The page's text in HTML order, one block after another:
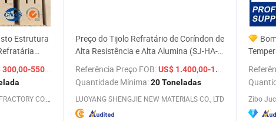
Estrutura
Aço
550,00
/ Tonelada
Preço do Tijolo Refratário de Coríndon de
Alta Resistência e Alta Alumina (SJ-HA-
90)
Referência Preço FOB:US$ 1.400,00-1.600,00
/
Quantidade Mínima:20 Toneladas
LUOYANG SHENGJIE NEW MATERIALS CO., LTD
Forno
Zibo